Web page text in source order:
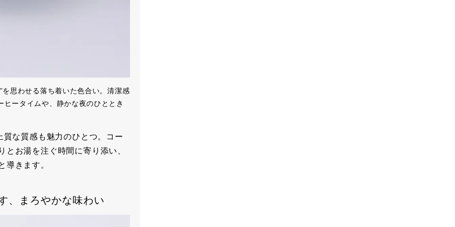
思わせる落ち着いた色合い。清潔感
ータイムや、静かな夜のひととき
質な質感も魅力のひとつ。コー
とお湯を注ぐ時間に寄り添い、
導きます。
、まろやかな味わい